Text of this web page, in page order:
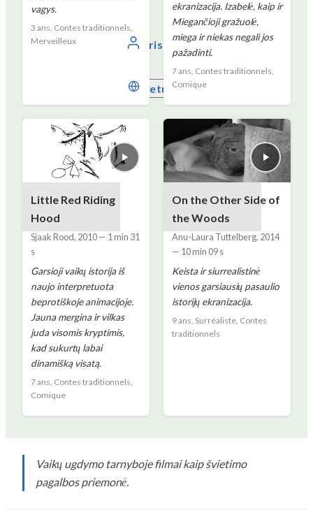
Prisijunkite
Lietuvių
vagys.
3 ans, Contes traditionnels,
Merveilleux
ekranizacija. Izabelė, kaip ir
Miegančioji gražuolė,
miega ir niekas negali jos
pažadinti.
7 ans, Contes traditionnels,
Comique
Little Red Riding
Hood
Sjaak Rood, 2010— 1 min 31
s
Garsioji vaikų istorija iš
naujo interpretuota
beprotiškoje animacijoje.
Jauna mergina ir vilkas
juda visomis kryptimis,
kad sukurtų labai
dinamišką visatą.
7 ans, Contes traditionnels,
Comique
On the Other Side of
the Woods
Anu-Laura Tuttelberg, 2014
— 10 min 09 s
Keista ir siurrealistinė
vienos garsiausių pasaulio
istorijų ekranizacija.
9 ans, Surréaliste, Contes
traditionnels
Vaikų ugdymo tarnyboje filmai kaip švietimo
pagalbos priemonė.